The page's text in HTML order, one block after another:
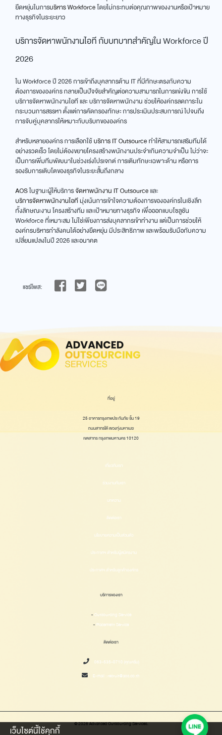
ยืดหยุ่นในการบริหาร Workforceโดยไม่กระทบต่อคุณภาพของงานหรือเป้าหมาย
ทางธุรกิจในระยะยาว
บริการจัดหาพนักงานไอที กับบทบาทสำคัญใน Workforce ปี
2026
ใน Workforce ปี 2026 การเข้าถึงบุคลากรด้าน IT ที่มีทักษะตรงกับความ
ต้องการขององค์กร กลายเป็นปัจจัยสำคัญต่อความสามารถในการแข่งขัน การใช้
บริการจัดหาพนักงานไอที และ บริการจัดหาพนักงาน ช่วยให้องค์กรลดภาระใน
กระบวนการสรรหา ตั้งแต่การคัดกรองทักษะ การประเมินประสบการณ์ ไปจนถึง
การจับคู่บุคลากรให้เหมาะกับบริบทขององค์กร
สำหรับหลายองค์กร การเลือกใช้บริการ IT Outsourceทำให้สามารถเสริมทีมได้
อย่างรวดเร็ว โดยไม่ต้องขยายโครงสร้างพนักงานประจำเกินความจำเป็น ไม่ว่าจะ
เป็นการเพิ่มทีมพัฒนาในช่วงเร่งโปรเจกต์ การเติมทักษะเฉพาะด้าน หรือการ
รองรับการเติบโตของธุรกิจในระยะสั้นถึงกลาง
AOSในฐานะผู้ให้บริการจัดหาพนักงาน IT Outsourceและ
บริการจัดหาพนักงานไอทีมุ่งเน้นการเข้าใจความต้องการขององค์กรในเชิงลึก
ทั้งลักษณะงาน โครงสร้างทีม และเป้าหมายทางธุรกิจ เพื่อออกแบบโซลูชัน
Workforce ที่เหมาะสม ไม่ใช่เพียงการส่งบุคลากรเข้าทำงาน แต่เป็นการช่วยให้
องค์กรบริหารกำลังคนได้อย่างยืดหยุ่น มีประสิทธิภาพ และพร้อมรับมือกับความ
เปลี่ยนแปลงในปี 2026 และอนาคต
แชร์โพส:
เว็บไซต์นี้ใช้คุกกี้
ที่อยู่
25 อาคารกรุงเทพประกันภัย ชั้น 19
ถนนสาทรใต้ แขวงทุ่งมหาเมฆ
เขตสาทร กรุงเทพมหานคร 10120
เกี่ยวกับเรา
ร่วมงานกับเรา
บทความ
ติดต่อเรา
นโยบายความเป็นส่วนตัว
ประกาศฯ สำหรับผู้สมัครงาน
ประกาศฯ สำหรับลูกค้าองค์กร
บริการของเรา
-Outsourcing Service
- Placement Service
ติดต่อเรา
063-535-0710 (คุณครีม)
E-mail : recruit@aos.co.th
© 2026 Advanced Outsourcing Services.